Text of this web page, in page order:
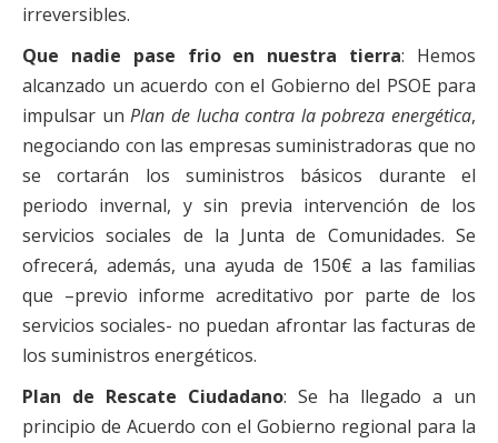
irreversibles.
Que nadie pase frio en nuestra tierra: Hemos
alcanzado un acuerdo con el Gobierno del PSOE para
impulsar unPlan de lucha contra la pobreza energética,
negociando con las empresas suministradoras que no
se cortarán los suministros básicos durante el
periodo invernal, y sin previa intervención de los
servicios sociales de la Junta de Comunidades. Se
ofrecerá, además, una ayuda de 150€ a las familias
que –previo informe acreditativo por parte de los
servicios sociales- no puedan afrontar las facturas de
los suministros energéticos.
Plan de Rescate Ciudadano: Se ha llegado a un
principio de Acuerdo con el Gobierno regional para la